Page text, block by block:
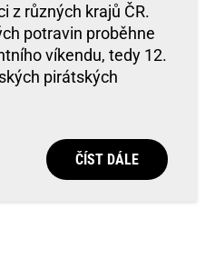
z různých krajů ČR.
potravin proběhne
víkendu, tedy 12.
pirátských
ČÍST DÁLE